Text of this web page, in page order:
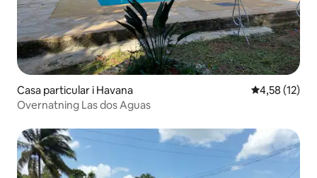
Casa particular i Havana 4,58 ud af 5
4,58 (12)
Overnatning Las dos Aguas